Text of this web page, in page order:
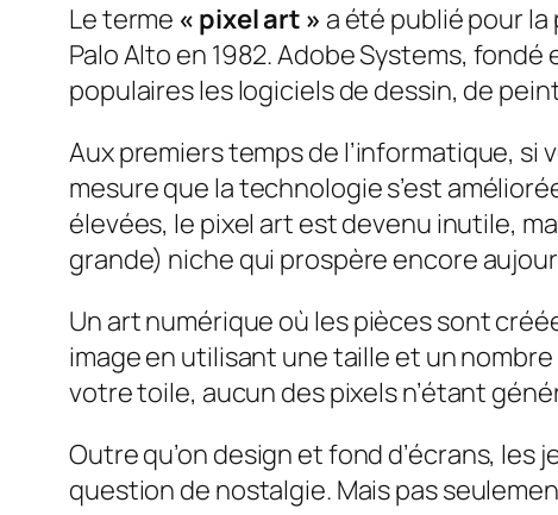
Le terme « pixel art » a été publié pour
Palo Alto en 1982. Adobe Systems,
populairesles logiciels de dessin, de
Aux premiers temps de l’informatique,
mesure que la technologie s’est
élevées, le pixel art est devenu inutile,
grande) niche qui prospère encore
Un art numérique où les pièces sont
image en utilisant une taille et un
votre toile, aucun des pixels n’étant
Outre qu’on design et fond d’écrans,
question de nostalgie. Mais pas